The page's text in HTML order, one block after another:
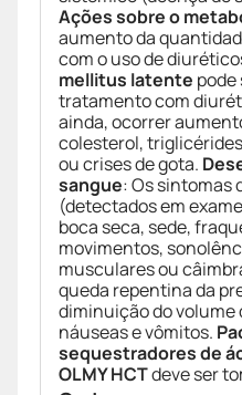
Ações sobre o
aumento da
com o uso de
mellitus latente
tratamento com
ainda, ocorrer
colesterol,
ou crises de gota.
sangue: Os sintomas
(detectados em
boca seca, sede,
movimentos,
musculares ou
queda repentina da
diminuição do volume
náuseas e vômitos.
sequestradores de
OLMY HCTdeve ser